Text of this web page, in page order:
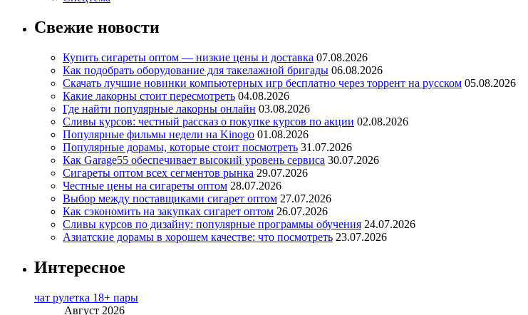
Свежие новости
Купить сигареты оптом — низкие цены и доставка 07.08.2026
Как подобрать оборудование для такелажной бригады 06.08.2026
Скачать лучшие новинки компьютерных игр бесплатно через торрент на русском 05.08.2026
Какие лакорны стоит пересмотреть 04.08.2026
Где найти популярные лакорны онлайн 03.08.2026
Сливы курсов: честный рассказ о покупке курсов по акции 02.08.2026
Популярные фильмы недели на Kinogo 01.08.2026
Популярные дорамы, которые стоит посмотреть 31.07.2026
Как Garage55 обеспечивает высокий уровень сервиса 30.07.2026
Сигареты оптом всех сегментов рынка 29.07.2026
Честные цены на сигареты оптом 28.07.2026
Выбор между поставщиками сигарет оптом 27.07.2026
Как сэкономить на закупках сигарет оптом 26.07.2026
Сливы курсов по дизайну: популярные программы обучения 24.07.2026
Азиатские дорамы в хорошем качестве: что посмотреть 23.07.2026
Интересное
чат рулетка 18+ пары
Август 2026